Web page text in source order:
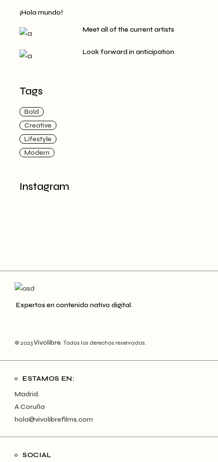
¡Hola mundo!
Meet all of the current artists
Look forward in anticipation
Tags
Bold
Creative
Lifestyle
Modern
Instagram
Expertos en contenido nativo digital.
© 2023Vivolibre. Todos los derechos reservados.
ESTAMOS EN:
Madrid.
A Coruña
hola@vivolibrefilms.com
SOCIAL